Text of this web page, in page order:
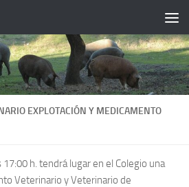
EXPLOTACIÓN Y MEDICAMENTO
17:00 h. tendrá lugar en el Colegio una
Veterinario y Veterinario de